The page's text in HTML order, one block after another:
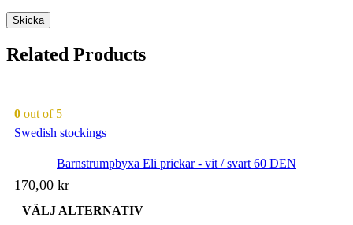
Related Products
0 out of 5
Swedish stockings
Barnstrumpbyxa Eli prickar - vit / svart 60 DEN
170,00 kr
VÄLJ ALTERNATIV